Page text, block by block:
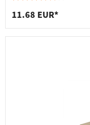
11.68 EUR*